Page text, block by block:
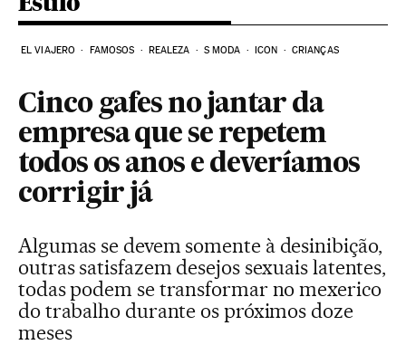
EL VIAJERO FAMOSOS REALEZA S MODA ICON CRIANÇAS
Cinco gafes no jantar da
empresa que se repetem
todos os anos e deveríamos
corrigir já
Algumas se devem somente à desinibição,
outras satisfazem desejos sexuais latentes,
todas podem se transformar no mexerico
do trabalho durante os próximos doze
meses